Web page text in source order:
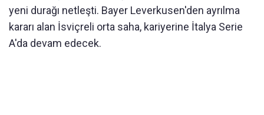
yeni durağı netleşti. Bayer Leverkusen'den ayrılma
kararı alan İsviçreli orta saha, kariyerine İtalya Serie
A'da devam edecek.